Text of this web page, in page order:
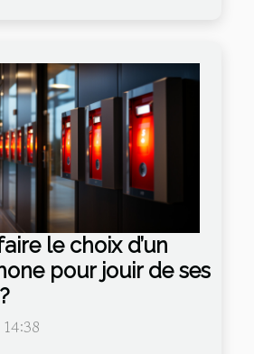
le choix d’un
pour jouir de ses